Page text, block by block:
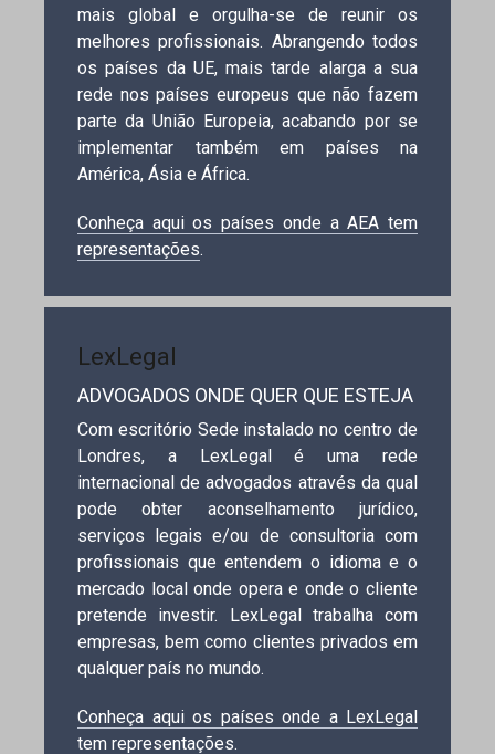
mais global e orgulha-se de reunir os
melhores profissionais. Abrangendo todos
os países da UE, mais tarde alarga a sua
rede nos países europeus que não fazem
parte da União Europeia, acabando por se
implementar também em países na
América, Ásia e África.
Conheça aqui os países onde a AEA tem
representações.
LexLegal
ADVOGADOS ONDE QUER QUE ESTEJA
Com escritório Sede instalado no centro de
Londres, a LexLegal é uma rede
internacional de advogados através da qual
pode obter aconselhamento jurídico,
serviços legais e/ou de consultoria com
profissionais que entendem o idioma e o
mercado local onde opera e onde o cliente
pretende investir. LexLegal trabalha com
empresas, bem como clientes privados em
qualquer país no mundo.
Conheça aqui os países onde a LexLegal
tem representações.